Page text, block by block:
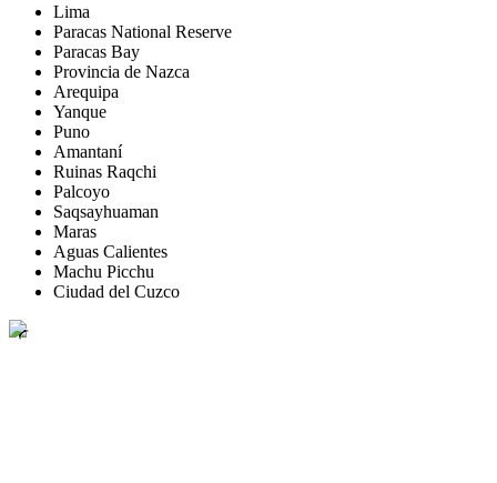
Lima
Paracas National Reserve
Paracas Bay
Provincia de Nazca
Arequipa
Yanque
Puno
Amantaní
Ruinas Raqchi
Palcoyo
Saqsayhuaman
Maras
Aguas Calientes
Machu Picchu
Ciudad del Cuzco